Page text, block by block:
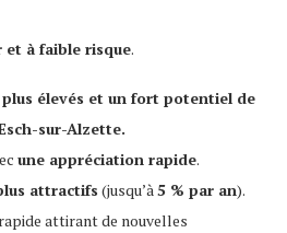
et à faible risque.
élevés et un fort potentiel de
sur-Alzette.
une appréciation rapide.
attractifs (jusqu’à5 % par an).
attirant de nouvelles